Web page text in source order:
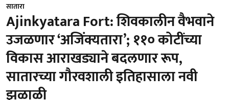
सातारा
Ajinkyatara Fort: शिवकालीन वैभवाने
उजळणार ‘अजिंक्यतारा’; ११० कोटींच्या
विकास आराखड्याने बदलणार रूप,
सातारच्या गौरवशाली इतिहासाला नवी
झळाळी